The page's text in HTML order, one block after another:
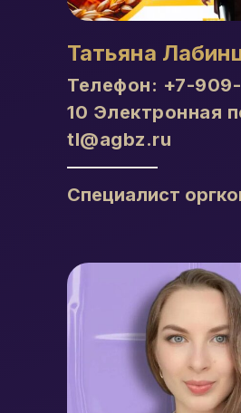
Татьяна
Телефон: +7-
10 Электронная
tl@agbz.ru
Специалист